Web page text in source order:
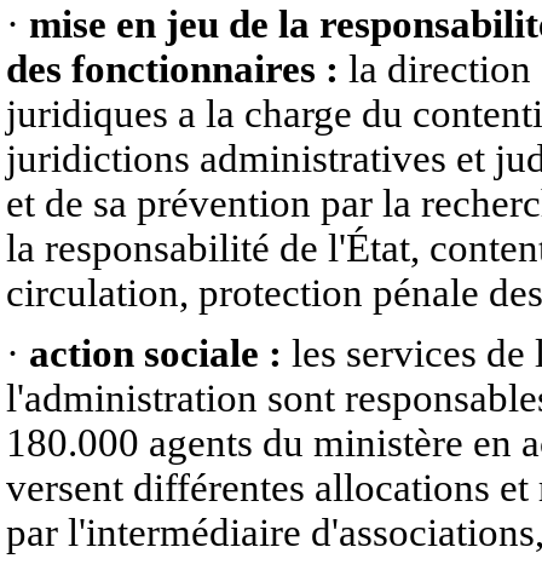
· mise en jeu de la
des fonctionnaires : la direction
juridiques a la charge du
juridictions administratives et
et de sa prévention par la
la responsabilité de l'État,
circulation, protection pénale
· action sociale : les services
l'administration sont
180.000 agents du ministère en
versent différentes allocations
par l'intermédiaire